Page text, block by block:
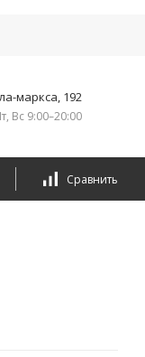
маркса, 192
Вс 9:00–20:00
Сравнить